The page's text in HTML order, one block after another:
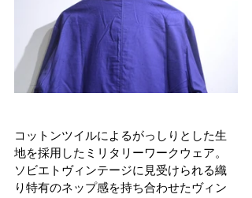
コットンツイルによるがっしりとした生
地を採用したミリタリーワークウェア。
ソビエトヴィンテージに見受けられる織
り特有のネップ感を持ち合わせたヴィン